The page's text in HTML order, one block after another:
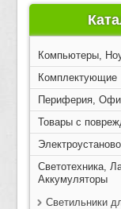
Компьютеры,
Комплектующие
Периферия,
Товары с
Светотехника,
Аккумуляторы
Светильники